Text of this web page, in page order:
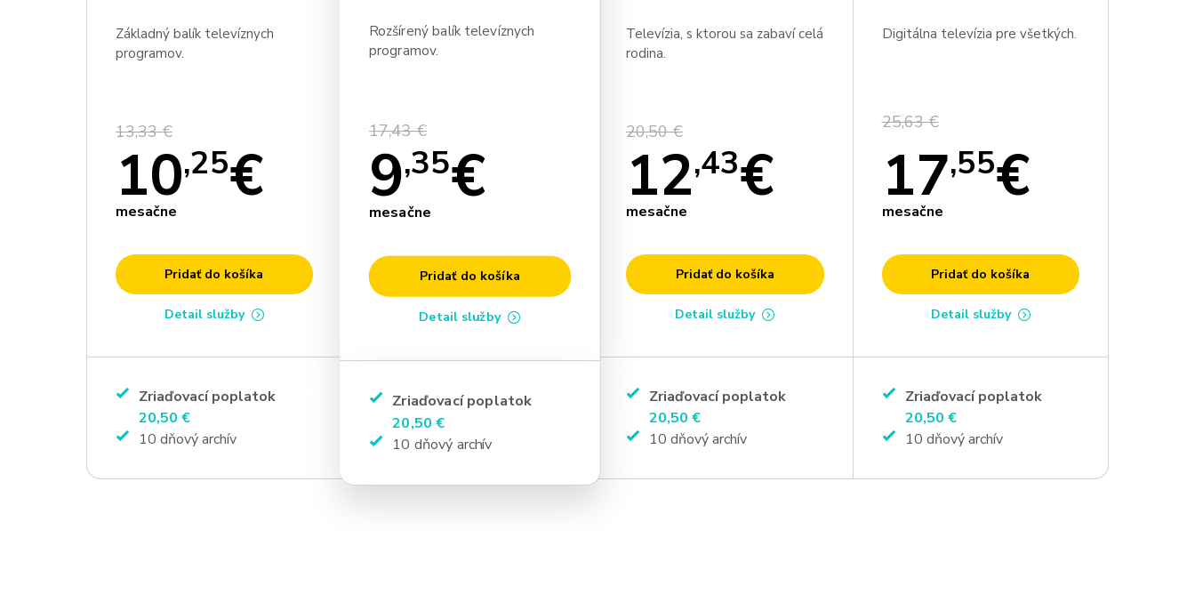
Základný balík televíznych
programov.
13,33 €
10,25€
mesačne
Pridať do košíka
Detail služby
Zriaďovací poplatok
20,50 €
10 dňový archív
Rozšírený balík televíznych
programov.
17,43 €
9,35€
mesačne
Pridať do košíka
Detail služby
Zriaďovací poplatok
20,50 €
10 dňový archív
Televízia, s ktorou sa zabaví celá
rodina.
20,50 €
12,43€
mesačne
Pridať do košíka
Detail služby
Zriaďovací poplatok
20,50 €
10 dňový archív
Digitálna televízia pre všetkých.
25,63 €
17,55€
mesačne
Pridať do košíka
Detail služby
Zriaďovací poplatok
20,50 €
10 dňový archív